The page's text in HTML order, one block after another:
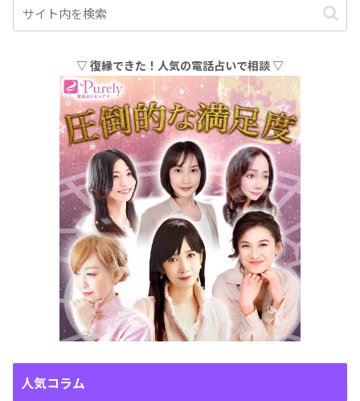
▽ 復縁できた！人気の電話占いで相談 ▽
人気コラム